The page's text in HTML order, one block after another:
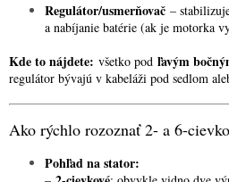
Regulátor/usmerňovač –
a nabíjanie batérie (ak je motorka
Kde to nájdete: všetko pod ľavým
regulátor bývajú v kabeláži pod sedlom
Ako rýchlo rozoznať 2- a 6-
Pohľad na stator: